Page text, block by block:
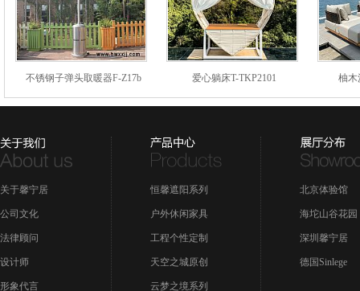
不锈钢子弹头取暖器F-Z17b 爱心躺床T-TKP2101 柚木
关于馨宁居
公司文化
法律顾问
设计师
形象代言
恒馨遮阳系列
户外休闲家具
工程个性定制
天空之城原创
云梦之境系列
北京体验馆
海坨山谷花园
深圳馨宁居
德国Sinlege